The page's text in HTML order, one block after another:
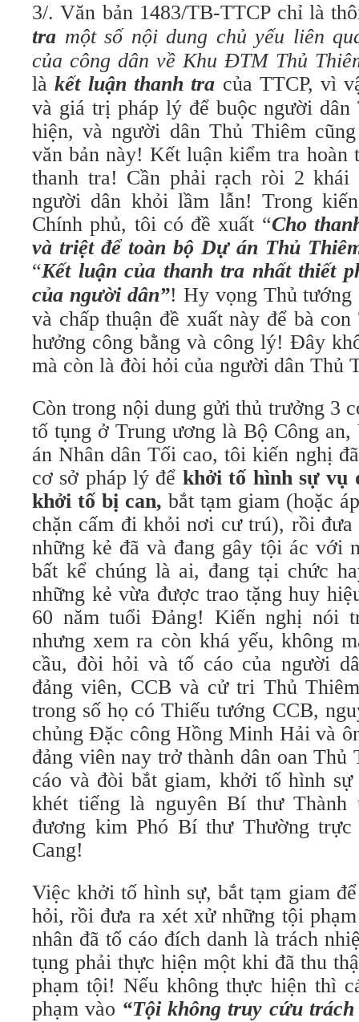
3/. Văn bản 1483/TB-TTCP chỉ là
tra một số nội dung chủ yếu liên
của công dân về Khu ĐTM Thủ
làkết luận thanh tra của TTCP, vì
và giá trị pháp lý để buộc người dân
hiện, và người dân Thủ Thiêm
văn bản này! Kết luận kiểm tra hoàn
thanh tra! Cần phải rạch ròi 2 khái
người dân khỏi lầm lẫn! Trong
Chính phủ, tôi có đề xuất “Cho
và triệt để toàn bộ Dự án Thủ
“Kết luận của thanh tra nhất thiết
của người dân”! Hy vọng Thủ tướng
và chấp thuận đề xuất này để bà
hưởng công bằng và công lý! Đây
mà còn là đòi hỏi của người dân Thủ
Còn trong nội dung gửi thủ trưởng 3
tố tụng ở Trung ương là Bộ Công
án Nhân dân Tối cao, tôi kiến nghị
cơ sở pháp lý để khởi tố hình sự vụ
khởi tố bị can, bắt tạm giam (hoặc
chặn cấm đi khỏi nơi cư trú), rồi
những kẻ đã và đang gây tội ác với
bất kể chúng là ai, đang tại chức
những kẻ vừa được trao tặng huy
60 năm tuổi Đảng! Kiến nghị nói
nhưng xem ra còn khá yếu, không
cầu, đòi hỏi và tố cáo của người
đảng viên, CCB và cử tri Thủ
trong số họ có Thiếu tướng CCB,
chủng Đặc công Hồng Minh Hải và
đảng viên nay trở thành dân oan Thủ
cáo và đòi bắt giam, khởi tố hình
khét tiếng là nguyên Bí thư
đương kim Phó Bí thư Thường trực
Cang!
Việc khởi tố hình sự, bắt tạm giam
hỏi, rồi đưa ra xét xử những tội
nhân đã tố cáo đích danh là trách
tụng phải thực hiện một khi đã thu
phạm tội! Nếu không thực hiện thì
phạm vào “Tội không truy cứu